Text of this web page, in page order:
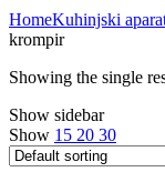
HomeKuhinjski
krompir
Showing the single
Show sidebar
Show 15 20 30